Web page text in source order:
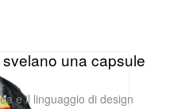
una capsule
e il linguaggio di design